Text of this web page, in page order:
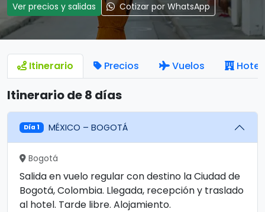
Ver precios y salidas Cotizar por WhatsApp
Itinerario Precios Vuelos
Itinerario de 8 días
Día 1 MÉXICO – BOGOTÁ
Bogotá
Salida en vuelo regular con destino la Ciudad de
Bogotá, Colombia. Llegada, recepción y traslado
al hotel. Tarde libre. Alojamiento.